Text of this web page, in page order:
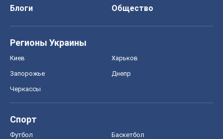
Блоги
Общество
Регионы Украины
Киев Харьков
Запорожье Днепр
Черкассы
Спорт
Футбол Баскетбол